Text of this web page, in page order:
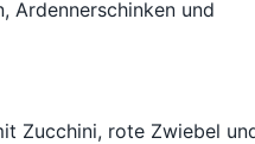
Ardennerschinken und
Zucchini, rote Zwiebel